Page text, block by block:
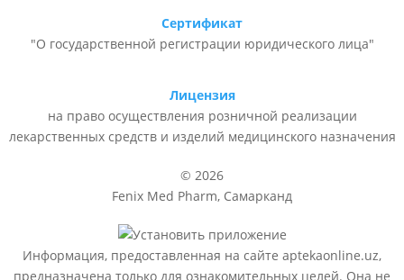
Сертификат
"О государственной регистрации юридического лица"
Лицензия
на право осуществления розничной реализации
лекарственных средств и изделий медицинского назначения
© 2026
Fenix Med Pharm, Самарканд
Информация, предоставленная на сайте aptekaonline.uz,
предназначена только для ознакомительных целей. Она не